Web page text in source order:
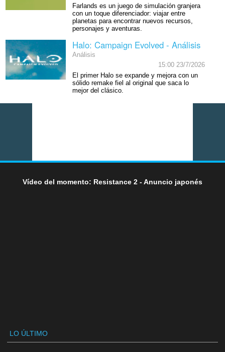
Farlands es un juego de simulación granjera
con un toque diferenciador: viajar entre
planetas para encontrar nuevos recursos,
personajes y aventuras.
Halo: Campaign Evolved - Análisis
Análisis
15:00 23/7/2026
El primer Halo se expande y mejora con un
sólido remake fiel al original que saca lo
mejor del clásico.
Vídeo del momento: Resistance 2 - Anuncio japonés
LO ÚLTIMO